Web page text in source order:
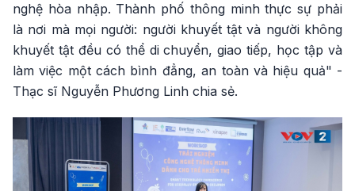
nghệ hòa nhập. Thành phố thông minh thực sự phải
là nơi mà mọi người: người khuyết tật và người không
khuyết tật đều có thể di chuyển, giao tiếp, học tập và
làm việc một cách bình đẳng, an toàn và hiệu quả" -
Thạc sĩ Nguyễn Phương Linh chia sẻ.